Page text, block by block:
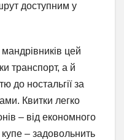
доступним у
цей
транспорт, а й
до ностальгії за
Квитки легко
– від економного
– задовольнить